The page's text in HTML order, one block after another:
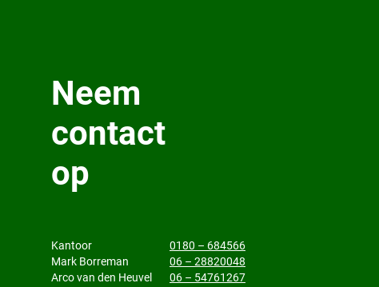
Neem
contact
op
Kantoor
0180 – 684566
Mark Borreman
06 – 28820048
Arco van den Heuvel
06 – 54761267